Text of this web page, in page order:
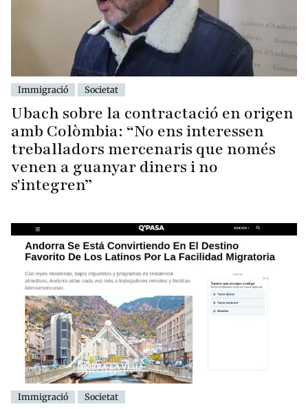
Immigració Societat
Ubach sobre la contractació en origen
amb Colòmbia: “No ens interessen
treballadors mercenaris que només
venen a guanyar diners i no
s'integren”
Immigració Societat